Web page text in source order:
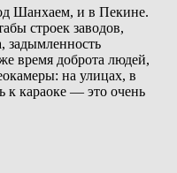
Шанхаем, и в Пекине.
строек заводов,
задымленность
время доброта людей,
на улицах, в
к караоке — это очень